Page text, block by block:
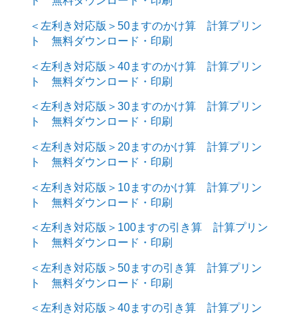
＜左利き対応版＞50ますのかけ算 計算プリン
ト 無料ダウンロード・印刷
＜左利き対応版＞40ますのかけ算 計算プリン
ト 無料ダウンロード・印刷
＜左利き対応版＞30ますのかけ算 計算プリン
ト 無料ダウンロード・印刷
＜左利き対応版＞20ますのかけ算 計算プリン
ト 無料ダウンロード・印刷
＜左利き対応版＞10ますのかけ算 計算プリン
ト 無料ダウンロード・印刷
＜左利き対応版＞100ますの引き算 計算プリン
ト 無料ダウンロード・印刷
＜左利き対応版＞50ますの引き算 計算プリン
ト 無料ダウンロード・印刷
＜左利き対応版＞40ますの引き算 計算プリン